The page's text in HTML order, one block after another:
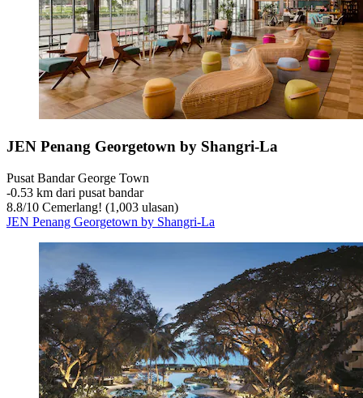
JEN Penang Georgetown by Shangri-La
Pusat Bandar George Town
‐0.53 km dari pusat bandar
8.8/10 Cemerlang! (1,003 ulasan)
JEN Penang Georgetown by Shangri-La